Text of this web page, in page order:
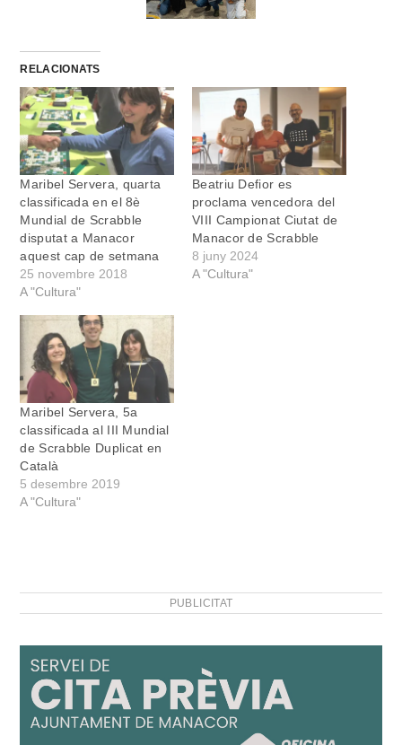
RELACIONATS
Maribel Servera, quarta
classificada en el 8è
Mundial de Scrabble
disputat a Manacor
aquest cap de setmana
25 novembre 2018
A "Cultura"
Beatriu Defior es
proclama vencedora del
VIII Campionat Ciutat de
Manacor de Scrabble
8 juny 2024
A "Cultura"
Maribel Servera, 5a
classificada al III Mundial
de Scrabble Duplicat en
Català
5 desembre 2019
A "Cultura"
PUBLICITAT